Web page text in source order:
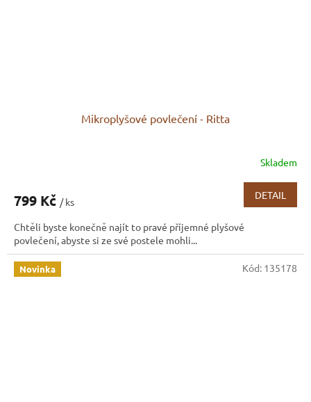
Mikroplyšové povlečení - Ritta
Skladem
799 Kč / ks
DETAIL
Chtěli byste konečně najít to pravé příjemné plyšové
povlečení, abyste si ze své postele mohli...
Novinka Kód: 135178